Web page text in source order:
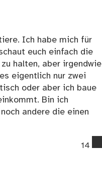
Ich habe mich für
euch einfach die
halten, aber irgendwie
eigentlich nur zwei
oder aber ich baue
Bin ich
andere die einen
14